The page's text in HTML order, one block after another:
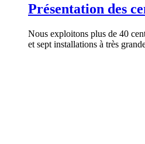
Présentation des
Nous exploitons plus de 40
et sept installations à très